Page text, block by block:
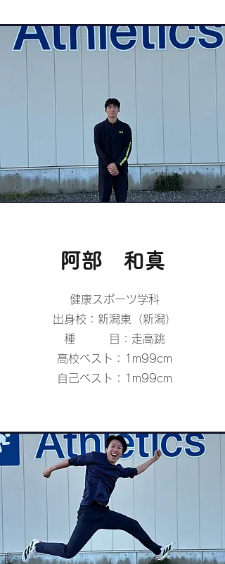
​阿部 和真
健康スポーツ学科
出身校：新潟東（新潟）
種 目：走高跳
高校ベスト：1m99cm
自己ベスト：1m99cm